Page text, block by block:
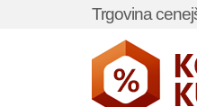
Trgovina